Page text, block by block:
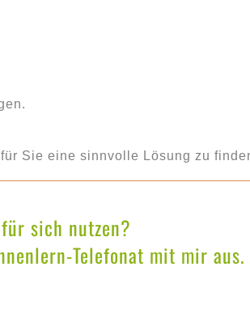
Sie eine sinnvolle Lösung zu
sich nutzen?
Telefonat mit mir aus.